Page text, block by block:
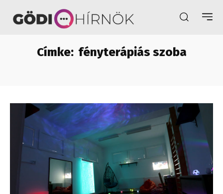
Címke: fényterápiás szoba